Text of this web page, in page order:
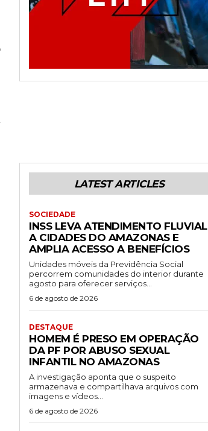
LATEST ARTICLES
SOCIEDADE
INSS LEVA ATENDIMENTO FLUVIAL
A CIDADES DO AMAZONAS E
AMPLIA ACESSO A BENEFÍCIOS
Unidades móveis da Previdência Social
percorrem comunidades do interior durante
agosto para oferecer serviços...
6 de agosto de 2026
DESTAQUE
HOMEM É PRESO EM OPERAÇÃO
DA PF POR ABUSO SEXUAL
INFANTIL NO AMAZONAS
A investigação aponta que o suspeito
armazenava e compartilhava arquivos com
imagens e vídeos...
6 de agosto de 2026